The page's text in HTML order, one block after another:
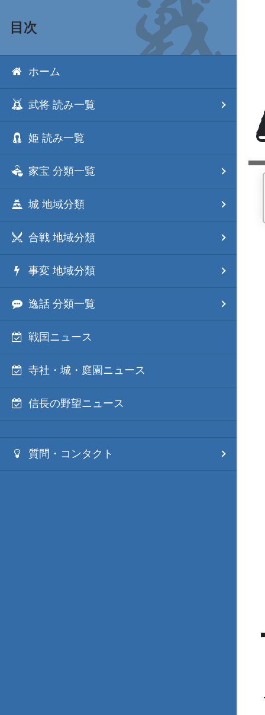
目次
ホーム
武将 読み一覧
姫 読み一覧
家宝 分類一覧
城 地域分類
合戦 地域分類
事変 地域分類
逸話 分類一覧
戦国ニュース
寺社・城・庭園ニュース
信長の野望ニュース
質問・コンタクト